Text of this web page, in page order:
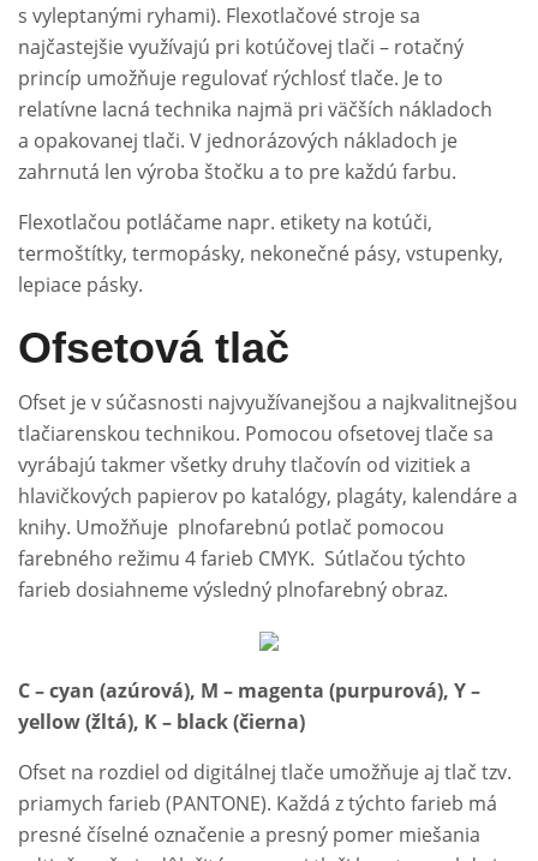
s vyleptanými ryhami). Flexotlačové stroje sa
najčastejšie využívajú pri kotúčovej tlači – rotačný
princíp umožňuje regulovať rýchlosť tlače. Je to
relatívne lacná technika najmä pri väčších nákladoch
a opakovanej tlači. V jednorázových nákladoch je
zahrnutá len výroba štočku a to pre každú farbu.
Flexotlačou potláčame napr. etikety na kotúči,
termoštítky, termopásky, nekonečné pásy, vstupenky,
lepiace pásky.
Ofsetová tlač
Ofset je v súčasnosti najvyužívanejšou a najkvalitnejšou
tlačiarenskou technikou. Pomocou ofsetovej tlače sa
vyrábajú takmer všetky druhy tlačovín od vizitiek a
hlavičkových papierov po katalógy, plagáty, kalendáre a
knihy. Umožňuje plnofarebnú potlač pomocou
farebného režimu 4 farieb CMYK. Sútlačou týchto
farieb dosiahneme výsledný plnofarebný obraz.
C – cyan (azúrová), M – magenta (purpurová), Y –
yellow (žltá), K – black (čierna)
Ofset na rozdiel od digitálnej tlače umožňuje aj tlač tzv.
priamych farieb (PANTONE). Každá z týchto farieb má
presné číselné označenie a presný pomer miešania